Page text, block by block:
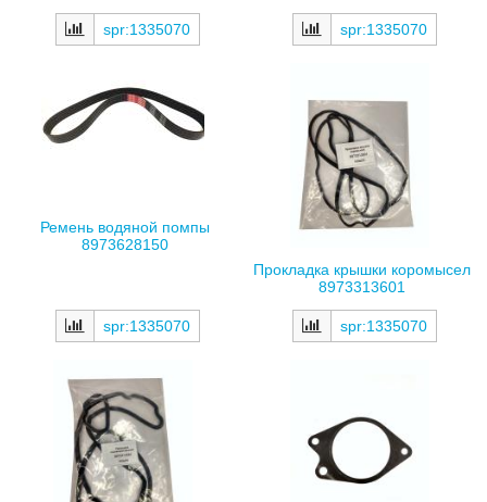
spr:1335070 spr:1335070
Ремень водяной помпы
8973628150
spr:1335070
Прокладка крышки коромысел
8973313601
spr:1335070